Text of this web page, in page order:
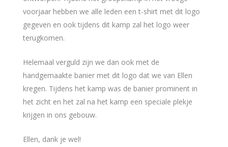
voorjaar hebben we alle leden een t-shirt met dit logo
gegeven en ook tijdens dit kamp zal het logo weer
terugkomen.
Helemaal verguld zijn we dan ook met de
handgemaakte banier met dit logo dat we van Ellen
kregen. Tijdens het kamp was de banier prominent in
het zicht en het zal na het kamp een speciale plekje
krijgen in ons gebouw.
Ellen, dank je wel!